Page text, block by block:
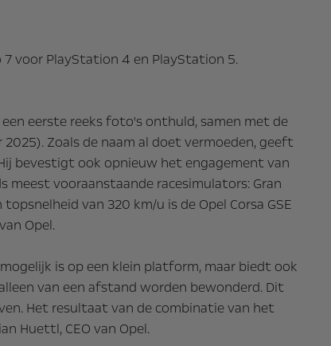
voor PlayStation 4 en PlayStation 5.
eerste reeks foto's onthuld, samen met de
Zoals de naam al doet vermoeden, geeft
bevestigt ook opnieuw het engagement van
meest vooraanstaande racesimulators: Gran
van 320 km/u is de Opel Corsa GSE
Opel.
is op een klein platform, maar biedt ook
van een afstand worden bewonderd. Dit
Het resultaat van de combinatie van het
Huettl, CEO van Opel.